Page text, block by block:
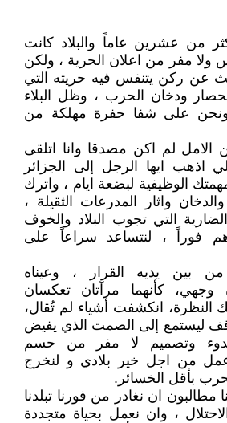
من عشرين عاماً والبلاد كانت
ولا مفر من اعلان الحرية ، ولكن
عن ركن يتنفس فيه حريته التي
ودخان الحرب ، وظل البلاء
ونحن على شفا حفرة مهلكة من
لم اكن مصدقا وانا اتلقى
اذهب ايها الرجل إلى الجزائر
مهمتك الوظيفية لبضعة ايام ، واترك
واثار المدرعات الثقيلة ،
التي تجوب البلاد والخوف
فوراً ، لنتساعد سراعاً على
بين يديه القرار ، وعيناه
وجهي، كأنهما مرآتان تعكسان
النظرة، انكشفت أشياء لم تُقال،
ليستمع إلى الصمت الذي يفيض
وتصميم لا مفر من حسم
من اجل خير بلادي و لنخرج
بأقل الخسائر.
مطالبون ان نغادر من فورنا تبلدنا
، وان نعمل بحياة متجددة